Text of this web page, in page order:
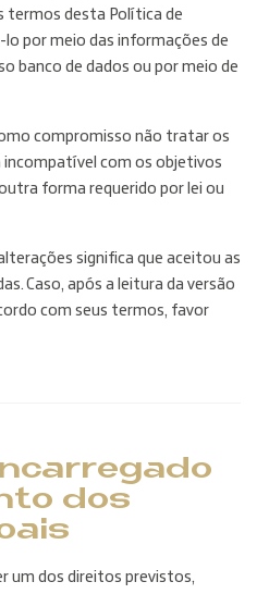
termos desta Política de
por meio das informações de
banco de dados ou por meio de
compromisso não tratar os
incompatível com os objetivos
forma requerido por lei ou
significa que aceitou as
Caso, após a leitura da versão
com seus termos, favor
dos
um dos direitos previstos,